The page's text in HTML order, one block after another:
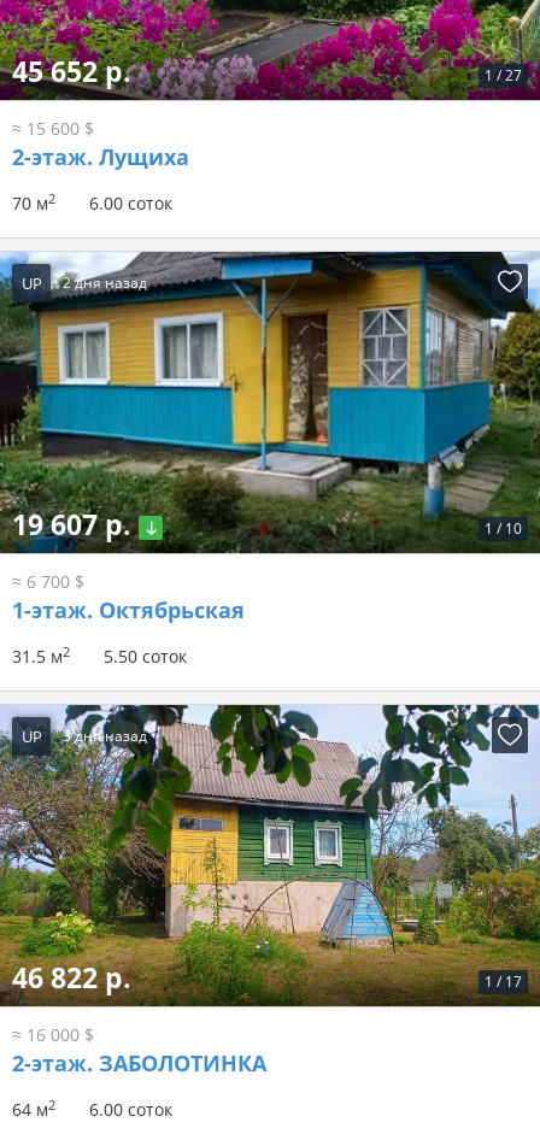
1 /27
45 652 р.
≈ 15 600 $
2-этаж. Лущиха
70 м2 6.00 соток
UP 2 дня назад
1 / 10
19 607 р.
≈ 6 700 $
1-этаж. Октябрьская
31.5 м2 5.50 соток
UP 3 дня назад
1 / 17
46 822 р.
≈ 16 000 $
2-этаж. ЗАБОЛОТИНКА
64 м2 6.00 соток